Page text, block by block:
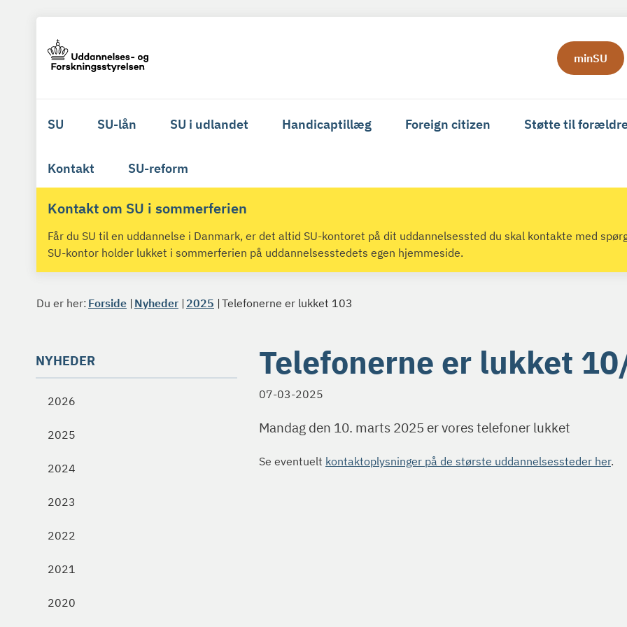
minSU
SU SU-lån SU i udlandet Handicaptillæg Foreign citizen Støtte til
Kontakt SU-reform
Kontakt om SU i sommerferien
Får du SU til en uddannelse i Danmark, er det altid SU-kontoret på dit uddannelsessted du skal kontakte med
SU-kontor holder lukket i sommerferien på uddannelsesstedets egen hjemmeside.
Du er her: Forside Nyheder 2025 Telefonerne er lukket 103
NYHEDER
2026
2025
2024
2023
2022
2021
2020
Telefonerne er lukket
07-03-2025
Mandag den 10. marts 2025 er vores telefoner lukket
Se eventuelt kontaktoplysninger på de største uddannelsessteder her.